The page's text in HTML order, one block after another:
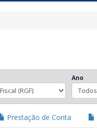
Ano
Prestação de Conta